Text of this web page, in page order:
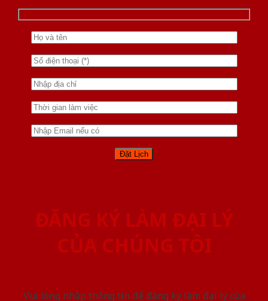
ĐĂNG KÝ LÀM ĐẠI LÝ
CỦA CHÚNG TÔI
Vui lòng nhập thông tin để đăng ký làm đại lý của